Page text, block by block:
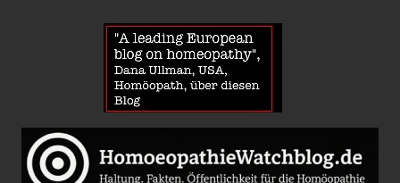
News
über
Homöopathie